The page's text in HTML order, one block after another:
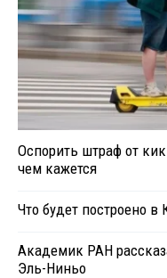
Оспорить штраф от
чем кажется
Что будет построено в
Академик РАН
Эль-Ниньо